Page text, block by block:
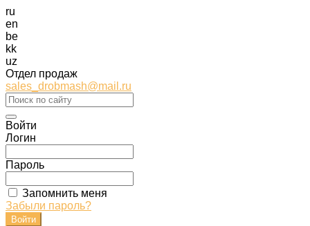
ru
en
be
kk
uz
Отдел продаж
sales_drobmash@mail.ru
Войти
Логин
Пароль
Запомнить меня
Забыли пароль?